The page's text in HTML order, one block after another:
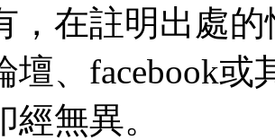
，在註明出處
壇、facebook
無異。